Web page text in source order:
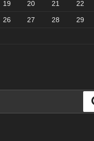
19 20 21 22
26 27 28 29